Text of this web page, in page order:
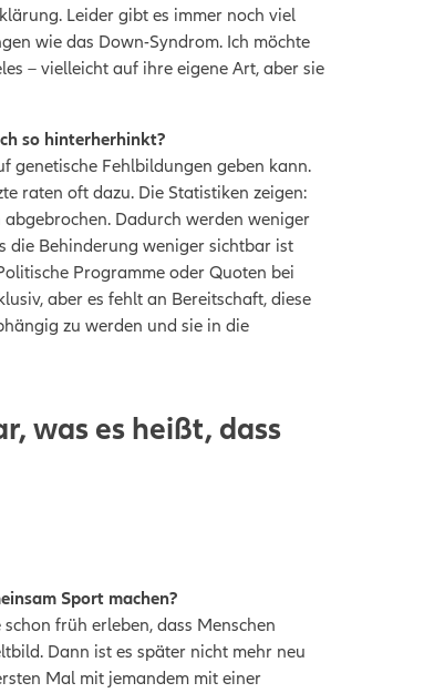
Leider gibt es immer noch viel
wie das Down-Syndrom. Ich möchte
– vielleicht auf ihre eigene Art, aber sie
so hinterherhinkt?
genetische Fehlbildungen geben kann.
raten oft dazu. Die Statistiken zeigen:
Dadurch werden weniger
die Behinderung weniger sichtbar ist
Programme oder Quoten bei
aber es fehlt an Bereitschaft, diese
zu werden und sie in die
was es heißt, dass
Sport machen?
früh erleben, dass Menschen
Dann ist es später nicht mehr neu
Mal mit jemandem mit einer